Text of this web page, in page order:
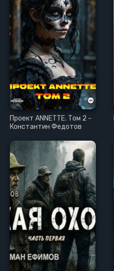
Проект ANNETTE. Том 2 -
Константин Федотов